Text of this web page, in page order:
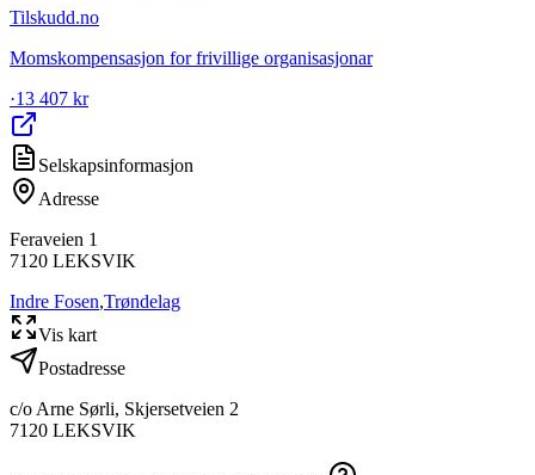
Tilskudd.no
Momskompensasjon for frivillige organisasjonar
·13 407 kr
Selskapsinformasjon
Adresse
Feraveien 1
7120 LEKSVIK
Indre Fosen,Trøndelag
Vis kart
Postadresse
c/o Arne Sørli, Skjersetveien 2
7120 LEKSVIK